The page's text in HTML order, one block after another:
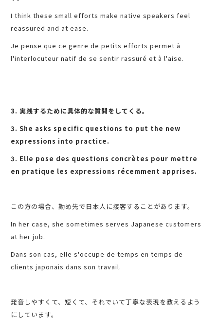
I think these small efforts make native speakers feel
reassured and at ease.
Je pense que ce genre de petits efforts permet à
l'interlocuteur natif de se sentir rassuré et à l'aise.
3. 実践するために具体的な質問をしてくる。
3. She asks specific questions to put the new
expressions into practice.
3. Elle pose des questions concrètes pour mettre
en pratique les expressions récemment apprises.
この方の場合、勤め先で日本人に接客することがあります。
In her case, she sometimes serves Japanese customers
at her job.
Dans son cas, elle s'occupe de temps en temps de
clients japonais dans son travail.
発音しやすくて、短くて、それでいて丁寧な表現を教えるよう
にしています。